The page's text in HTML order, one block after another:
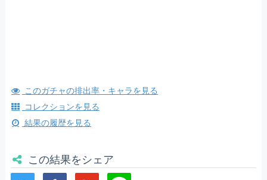
このガチャの排出率・キャラを見る
コレクションを見る
結果の履歴を見る
この結果をシェア